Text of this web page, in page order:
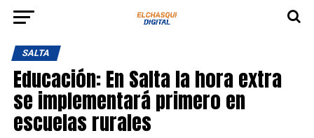
SALTA
Educación: En Salta la hora extra
se implementará primero en
escuelas rurales